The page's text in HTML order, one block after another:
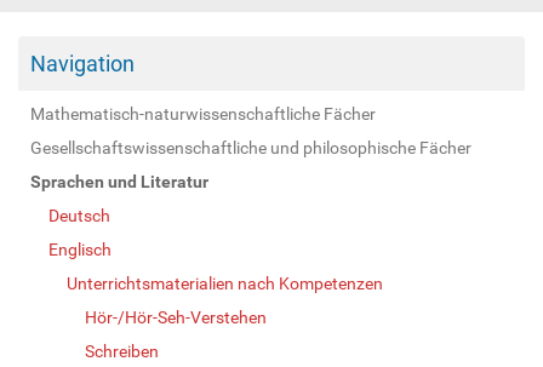
Navigation
Mathematisch-naturwissenschaftliche Fächer
Gesellschaftswissenschaftliche und philosophische Fächer
Sprachen und Literatur
Deutsch
Englisch
Unterrichtsmaterialien nach Kompetenzen
Hör-/Hör-Seh-Verstehen
Schreiben